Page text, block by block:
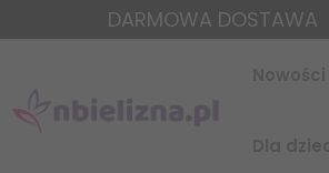
DARMOWA DOSTAWA